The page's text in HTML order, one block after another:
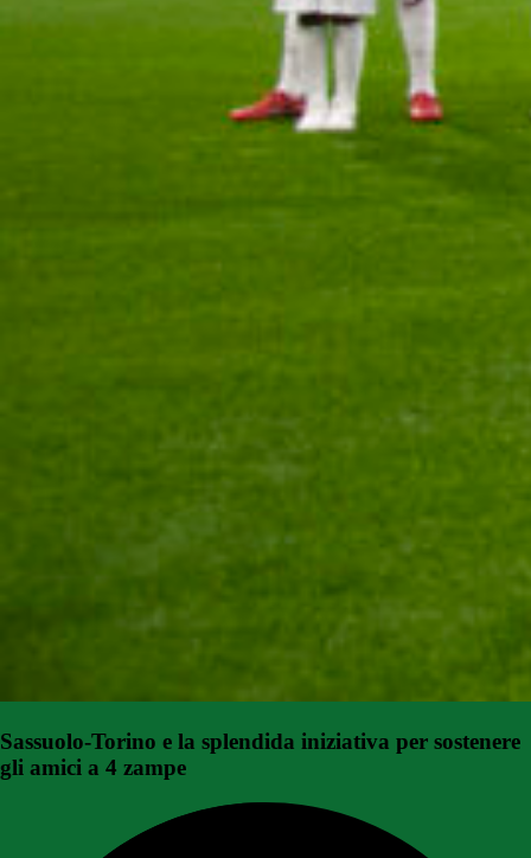
Sassuolo-Torino e la splendida iniziativa per sostenere
gli amici a 4 zampe